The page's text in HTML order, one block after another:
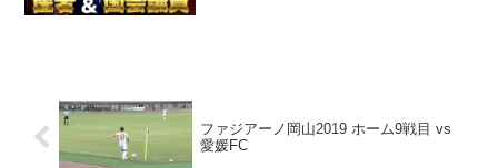
ファジアーノ岡山2019 ホーム9戦目 vs
愛媛FC